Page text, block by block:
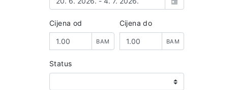
Cijena od
BAM
Cijena do
BAM
Status